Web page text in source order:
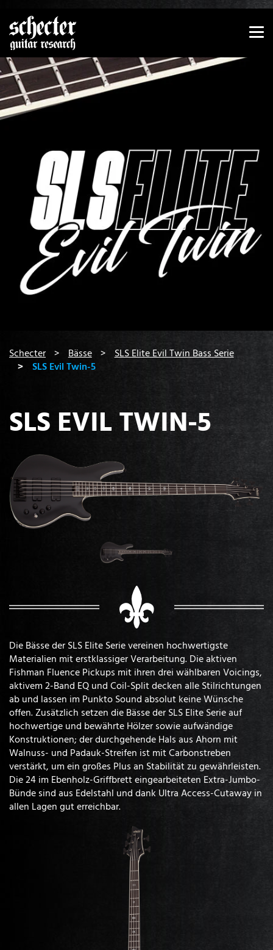
Zeige besser passende Version dieser Seite
Diese Meldung nicht mehr anzeigen
Schecter Bässe
SLS Elite Evil Twin Bass Serie
SLS Evil Twin-5
SLS EVIL TWIN-5
Die Bässe der SLS Elite Serie vereinen hochwertigste
Materialien mit erstklassiger Verarbeitung. Die aktiven
Fishman Fluence Pickups mit ihren drei wählbaren Voicings,
aktivem 2-Band EQ und Coil-Split decken alle Stilrichtungen
ab und lassen im Punkto Sound absolut keine Wünsche
offen. Zusätzlich setzen die Bässe der SLS Elite Serie auf
hochwertige und bewährte Hölzer sowie aufwändige
Konstruktionen; der durchgehende Hals aus Ahorn mit
Walnuss- und Padauk-Streifen ist mit Carbonstreben
verstärkt, um ein großes Plus an Stabilität zu gewährleisten.
Die 24 im Ebenholz-Griffbrett eingearbeiteten Extra-Jumbo-
Bünde sind aus Edelstahl und dank Ultra Access-Cutaway in
allen Lagen gut erreichbar.